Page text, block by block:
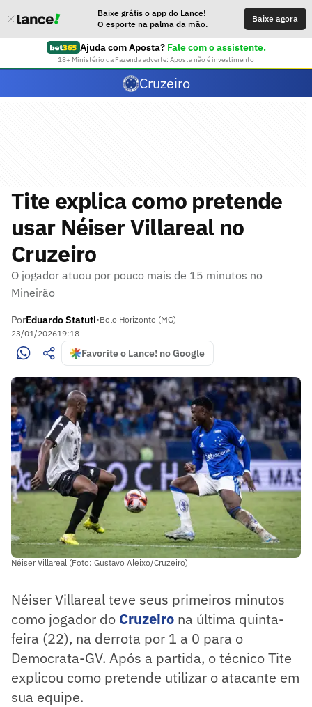
Baixe grátis o app do Lance!
O esporte na palma da mão.
Baixe agora
Ajuda com Aposta? Fale com o assistente.
18+ Ministério da Fazenda adverte: Aposta não é investimento
Cruzeiro
Tite explica como pretende
usar Néiser Villareal no
Cruzeiro
O jogador atuou por pouco mais de 15 minutos no
Mineirão
PorEduardo Statuti•Belo Horizonte (MG)
23/01/202619:18
Favorite o Lance! no Google
Néiser Villareal (Foto: Gustavo Aleixo/Cruzeiro)
Néiser Villareal teve seus primeiros minutos
como jogador do Cruzeiro na última quinta-
feira (22), na derrota por 1 a 0 para o
Democrata-GV. Após a partida, o técnico Tite
explicou como pretende utilizar o atacante em
sua equipe.